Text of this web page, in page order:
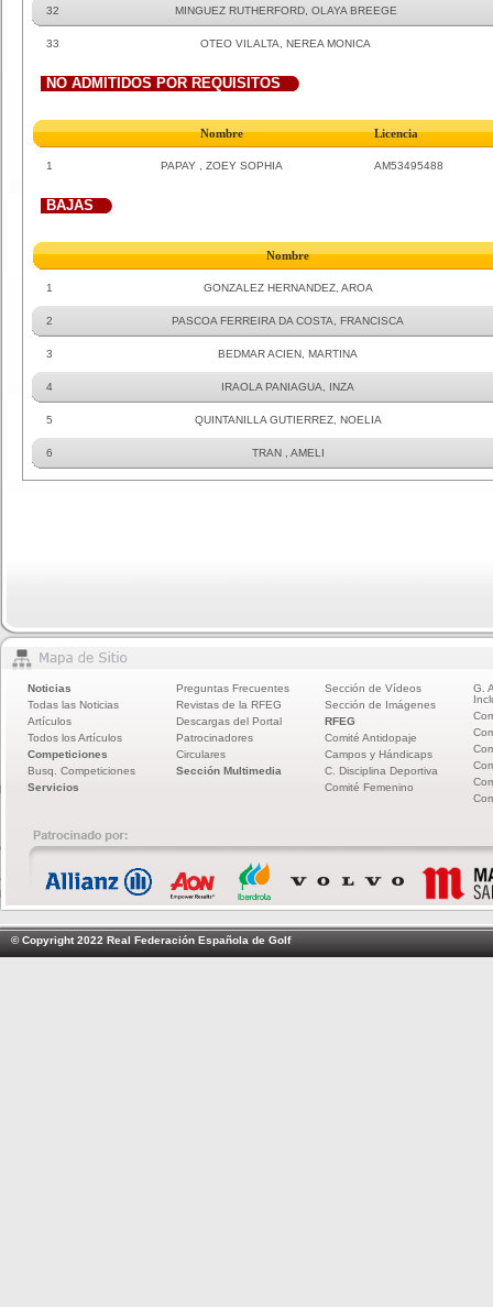
32 MINGUEZ RUTHERFORD, OLAYA BREEGE
33 OTEO VILALTA, NEREA MONICA
NO ADMITIDOS POR REQUISITOS
Nombre Licencia
1 PAPAY , ZOEY SOPHIA AM53495488
BAJAS
Nombre
1 GONZALEZ HERNANDEZ, AROA
2 PASCOA FERREIRA DA COSTA, FRANCISCA
3 BEDMAR ACIEN, MARTINA
4 IRAOLA PANIAGUA, INZA
5 QUINTANILLA GUTIERREZ, NOELIA
6 TRAN , AMELI
Noticias
Todas las Noticias
Artículos
Todos los Artículos
Competiciones
Busq. Competiciones
Servicios
Preguntas Frecuentes
Revistas de la RFEG
Descargas del Portal
Patrocinadores
Circulares
Sección Multimedia
Sección de Vídeos
Sección de Imágenes
RFEG
Comité Antidopaje
Campos y Hándicaps
C. Disciplina Deportiva
Comité Femenino
G.
© Copyright 2022 Real Federación Española de Golf